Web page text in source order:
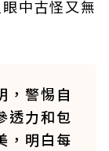
中古怪又無
，警惕自
透力和包
，明白每